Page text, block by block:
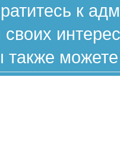
к
также